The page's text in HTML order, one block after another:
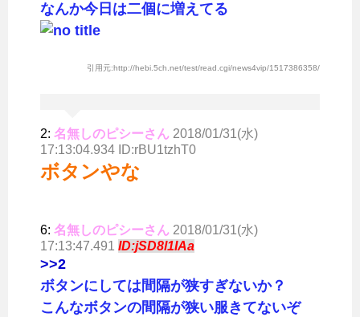
なんか今日は二個に増えてる
引用元:http://hebi.5ch.net/test/read.cgi/news4vip/1517386358/
2: 名無しのピシーさん 2018/01/31(水)
17:13:04.934 ID:rBU1tzhT0
ボタンやな
6: 名無しのピシーさん 2018/01/31(水)
17:13:47.491 ID:jSD8l1IAa
>>2
ボタンにしては間隔が狭すぎないか？
こんなボタンの間隔が狭い服きてないぞ